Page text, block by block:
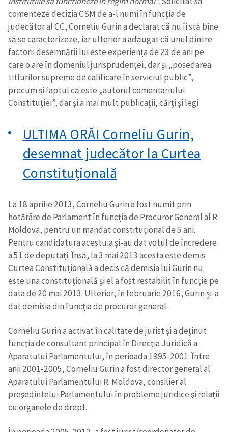
comenteze decizia CSM de a-l numi în funcția de
judecător al CC, Corneliu Gurin a declarat că nu îi stă bine
să se caracterizeze, iar ulterior a adăugat că unul dintre
factorii desemnării lui este experiența de 23 de ani pe
care o are în domeniul jurisprudenței, dar și „posedarea
titlurilor supreme de calificare în serviciul public”,
precum și faptul că este „autorul comentariului
Constituției”, dar și a mai mult publicații, cărți și legi.
ULTIMA ORĂ! Corneliu Gurin,
desemnat judecător la Curtea
Constituțională
La 18 aprilie 2013, Corneliu Gurin a fost numit prin
hotărâre de Parlament în funcția de Procuror General al R.
Moldova, pentru un mandat constituțional de 5 ani.
Pentru candidatura acestuia şi-au dat votul de încredere
a 51 de deputaţi. Însă, la 3 mai 2013 acesta este demis.
Curtea Constituțională a decis că demisia lui Gurin nu
este una constituțională și el a fost restabilit în funcție pe
data de 20 mai 2013. Ulterior, în februarie 2016, Gurin și-a
dat demisia din funcția de procuror general.
Corneliu Gurin a activat în calitate de jurist și a deţinut
funcţia de consultant principal în Direcţia Juridică a
Aparatului Parlamentului, în perioada 1995-2001. Între
anii 2001-2005, Corneliu Gurin a fost director general al
Aparatului Parlamentului R. Moldova, consilier al
preşedintelui Parlamentului în probleme juridice şi relaţii
cu organele de drept.